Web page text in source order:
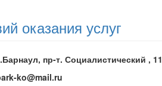
оказания услуг
пр-т. Социалистический , 11
ko@mail.ru